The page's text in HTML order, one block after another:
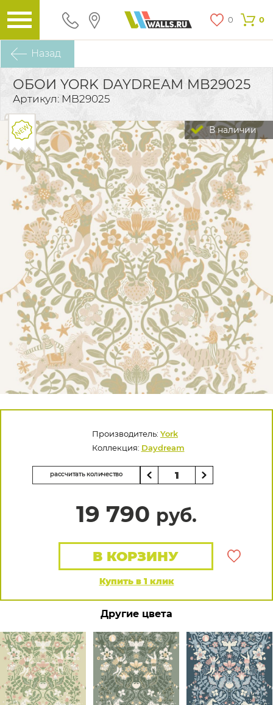
0 0
Назад
ОБОИ YORK DAYDREAM MB29025
Артикул: MB29025
В наличии
Производитель: York
Коллекция: Daydream
рассчитать количество
19 790 руб.
Купить в 1 клик
В КОРЗИНУ
Другие цвета